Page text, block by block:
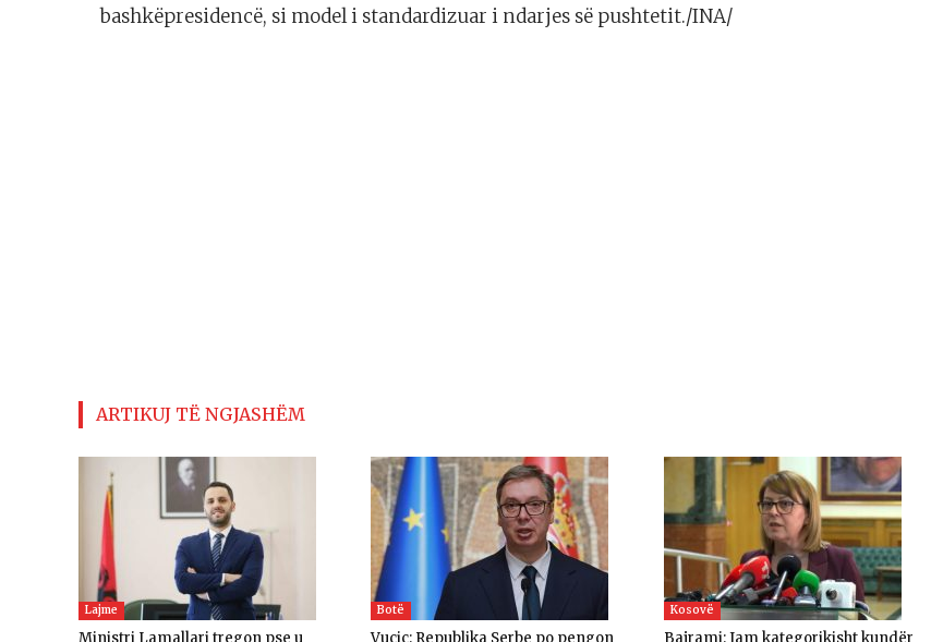
bashkëpresidencë, si model i standardizuar i ndarjes së pushtetit./INA/
ARTIKUJ TË NGJASHËM
Lajme Botë Kosovë